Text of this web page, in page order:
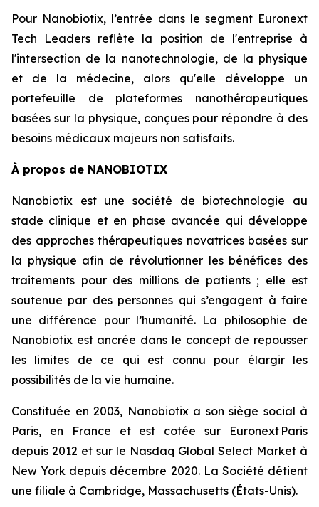
Pour Nanobiotix, l’entrée dans le segment Euronext
Tech Leaders reflète la position de l'entreprise à
l'intersection de la nanotechnologie, de la physique
et de la médecine, alors qu'elle développe un
portefeuille de plateformes nanothérapeutiques
basées sur la physique, conçues pour répondre à des
besoins médicaux majeurs non satisfaits.
À propos de NANOBIOTIX
Nanobiotix est une société de biotechnologie au
stade clinique et en phase avancée qui développe
des approches thérapeutiques novatrices basées sur
la physique afin de révolutionner les bénéfices des
traitements pour des millions de patients ; elle est
soutenue par des personnes qui s’engagent à faire
une différence pour l’humanité. La philosophie de
Nanobiotix est ancrée dans le concept de repousser
les limites de ce qui est connu pour élargir les
possibilités de la vie humaine.
Constituée en 2003, Nanobiotix a son siège social à
Paris, en France et est cotée sur Euronext Paris
depuis 2012 et sur le Nasdaq Global Select Market à
New York depuis décembre 2020. La Société détient
une filiale à Cambridge, Massachusetts (États-Unis).